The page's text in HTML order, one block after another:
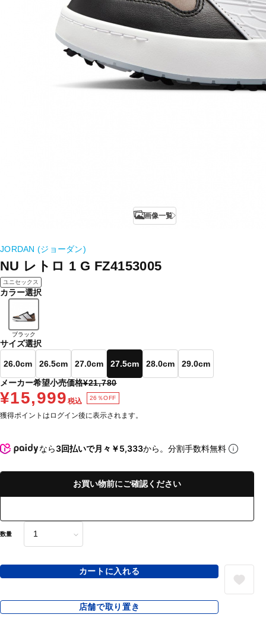
画像一覧
JORDAN (ジョーダン)
NU レトロ 1 G FZ4153005
ユニセックス
カラー選択
ブラック
サイズ選択
26.0cm 26.5cm 27.0cm 27.5cm 28.0cm
29.0cm
メーカー希望小売価格¥21,780
¥15,999 税込 26％OFF
獲得ポイントはログイン後に表示されます。
なら3回払いで月々￥5,333から。分割手数料無料
お買い物前にご確認ください
数量
カートに入れる
店舗で取り置き